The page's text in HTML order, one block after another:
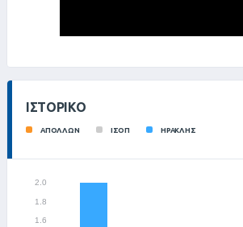
ΙΣΤΟΡΙΚΌ
ΑΠΟΛΛΩΝ ΙΣΟΠ ΗΡΑΚΛΗΣ